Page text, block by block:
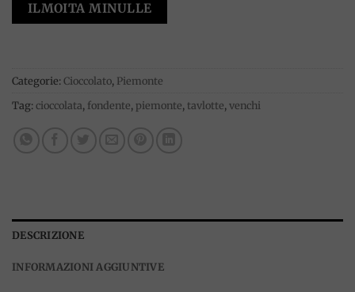
ILMOITA MINULLE
Categorie: Cioccolato, Piemonte
Tag: cioccolata, fondente, piemonte, tavlotte, venchi
DESCRIZIONE
INFORMAZIONI AGGIUNTIVE